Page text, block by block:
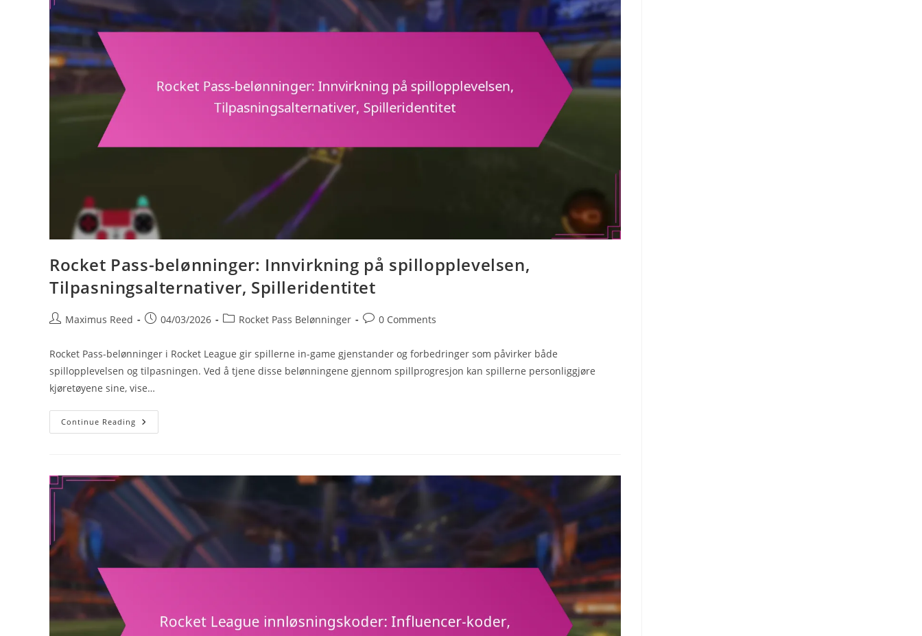
Rocket Pass-belønninger: Innvirkning på spillopplevelsen,
Tilpasningsalternativer, Spilleridentitet
PostMaximus Reed
Post04/03/2026
PostRocket Pass Belønninger
Post0 Comments
Rocket Pass-belønninger i Rocket League gir spillerne in-game gjenstander og forbedringer som påvirker både
spillopplevelsen og tilpasningen. Ved å tjene disse belønningene gjennom spillprogresjon kan spillerne personliggjøre
kjøretøyene sine, vise…
Continue Reading Rocket
Pass-
Tilpasningsalternativer,
Spilleridentitet